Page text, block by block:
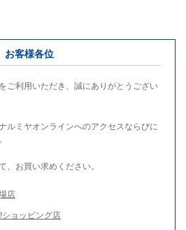
お客様各位
ご利用いただき、誠にありがとうござい
ルミヤオンラインへのアクセスならびに
、お買い求めください。
店
ョッピング店